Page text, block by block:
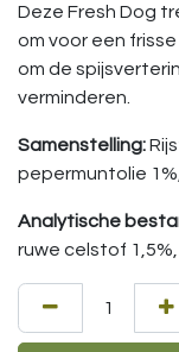
Deze Fresh Dog
om voor een
om de
verminderen.
Samenstelling:
pepermuntolie
Analytische
ruwe celstof 1,5%,